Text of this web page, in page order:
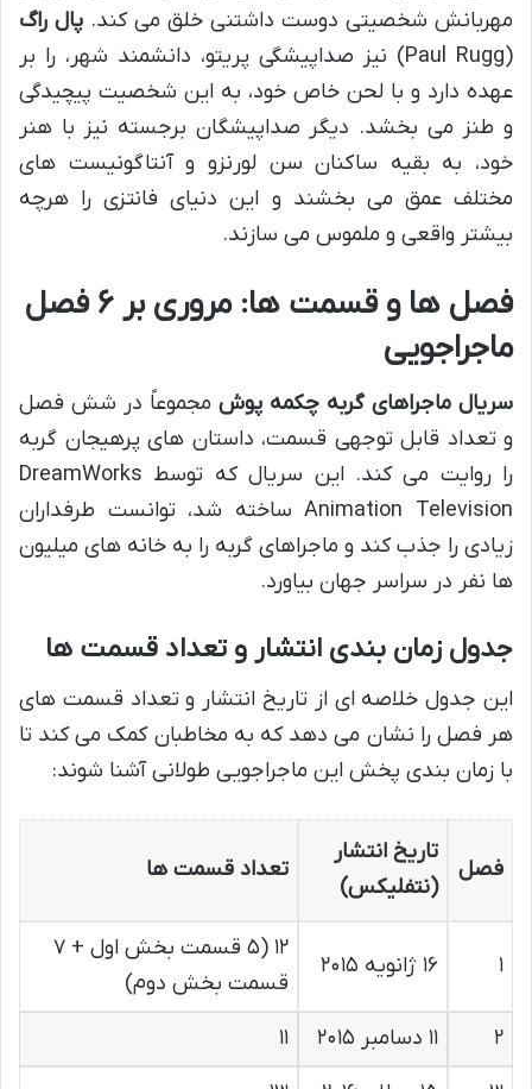
مهربانش شخصیتی دوست داشتنی خلق می کند. پال راگ
(Paul Rugg) نیز صداپیشگی پریتو، دانشمند شهر، را بر
عهده دارد و با لحن خاص خود، به این شخصیت پیچیدگی
و طنز می بخشد. دیگر صداپیشگان برجسته نیز با هنر
خود، به بقیه ساکنان سن لورنزو و آنتاگونیست های
مختلف عمق می بخشند و این دنیای فانتزی را هرچه
بیشتر واقعی و ملموس می سازند.
فصل ها و قسمت ها: مروری بر ۶ فصل
ماجراجویی
سریال ماجراهای گربه چکمه پوش مجموعاً در شش فصل
و تعداد قابل توجهی قسمت، داستان های پرهیجان گربه
را روایت می کند. این سریال که توسط DreamWorks
Animation Television ساخته شد، توانست طرفداران
زیادی را جذب کند و ماجراهای گربه را به خانه های میلیون
ها نفر در سراسر جهان بیاورد.
جدول زمان بندی انتشار و تعداد قسمت ها
این جدول خلاصه ای از تاریخ انتشار و تعداد قسمت های
هر فصل را نشان می دهد که به مخاطبان کمک می کند تا
با زمان بندی پخش این ماجراجویی طولانی آشنا شوند:
فصل
تاریخ انتشار
(نتفلیکس)
تعداد قسمت ها
۱ ۱۶ ژانویه ۲۰۱۵
۱۲ (۵ قسمت بخش اول + ۷
قسمت بخش دوم)
۲
۱۱ دسامبر ۲۰۱۵
۱۱